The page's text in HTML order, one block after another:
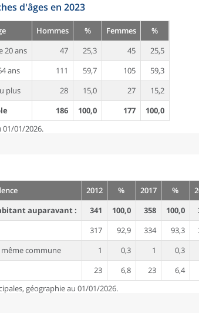
d'âges en 2023
Hommes % Femmes
%
20 ans
47 25,3 45
25,5
ans
111 59,7 105
59,3
plus
28 15,0 27
15,2
186 100,0 177
100,0
01/01/2026.
2012 % 2017 %
auparavant :
341 100,0 358 100,0
317 92,9 334 93,3
commune
1 0,3 1
0,3
23 6,8 23
6,4
géographie au 01/01/2026.